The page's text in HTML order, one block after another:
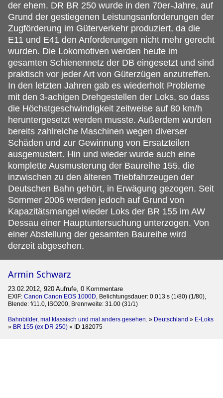
der ehem. DR BR 250 wurde in den 70er-Jahre, auf
Grund der gestiegenen Leistungsanforderungen der
Zugförderung im Güterverkehr produziert, da die
E11 und E41 den Anforderungen nicht mehr gerecht
wurden. Die Lokomotiven werden heute im
gesamten Schienennetz der DB eingesetzt und sind
praktisch vor jeder Art von Güterzügen anzutreffen.
In den letzten Jahren gab es wiederholt Probleme
mit den 3-achigen Drehgestellen der Loks, so dass
die Höchstgeschwindigkeit zeitweise auf 80 km/h
heruntergesetzt werden musste. Außerdem wurden
bereits zahlreiche Maschinen wegen diverser
Schäden und zur Gewinnung von Ersatzteilen
ausgemustert. Hin und wieder wurde auch eine
komplette Ausmusterung der Baureihe 155, die
inzwischen zu den älteren Triebfahrzeugen der
Deutschen Bahn gehört, in Erwägung gezogen. Seit
Sommer 2006 werden jedoch auf Grund von
Kapazitätsmangel wieder Loks der BR 155 im AW
Dessau einer Hauptuntersuchung unterzogen. Von
einer Abstellung der gesamten Baureihe wird
derzeit abgesehen.
Armin Schwarz
23.02.2012, 920 Aufrufe, 0 Kommentare
EXIF: Canon Canon EOS 1000D, Belichtungsdauer: 0.013 s (1/80) (1/80),
Blende: f/11.0, ISO200, Brennweite: 31.00 (31/1)
Bahnbilder, mal klassisch und mal anders gesehen. » Deutschland » E-Loks
» BR 155 (ex DR 250) » ID 182075